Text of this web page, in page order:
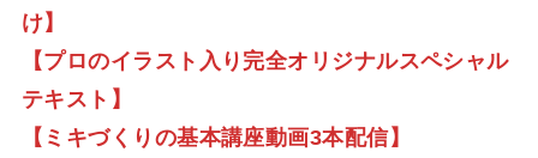
け】
【プロのイラスト入り完全オリジナルスペシャル
テキスト】
【ミキづくりの基本講座動画3本配信】